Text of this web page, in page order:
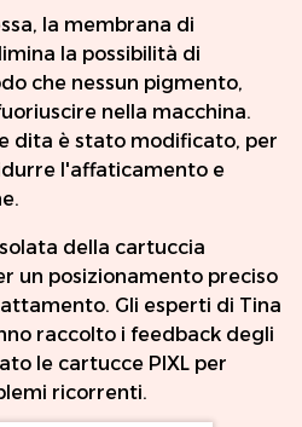
la membrana di
la possibilità di
che nessun pigmento,
nella macchina.
dita è stato modificato, per
l'affaticamento e
della cartuccia
un posizionamento preciso
Gli esperti di Tina
raccolto i feedback degli
le cartucce PIXL per
ricorrenti.